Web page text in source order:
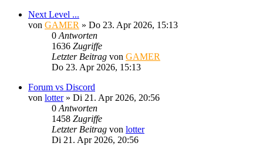
Next Level ...
von GAMER » Do 23. Apr 2026, 15:13
0 Antworten
1636 Zugriffe
Letzter Beitrag von GAMER
Do 23. Apr 2026, 15:13
Forum vs Discord
von lotter» Di 21. Apr 2026, 20:56
0 Antworten
1458 Zugriffe
Letzter Beitrag von lotter
Di 21. Apr 2026, 20:56